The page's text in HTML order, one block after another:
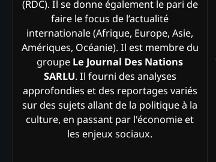
(RDC). Il se donne également le pari de
faire le focus de l’actualité
internationale (Afrique, Europe, Asie,
Amériques, Océanie). Il est membre du
groupe Le Journal Des Nations
SARLU. Il fourni des analyses
approfondies et des reportages variés
sur des sujets allant de la politique à la
culture, en passant par l'économie et
les enjeux sociaux.